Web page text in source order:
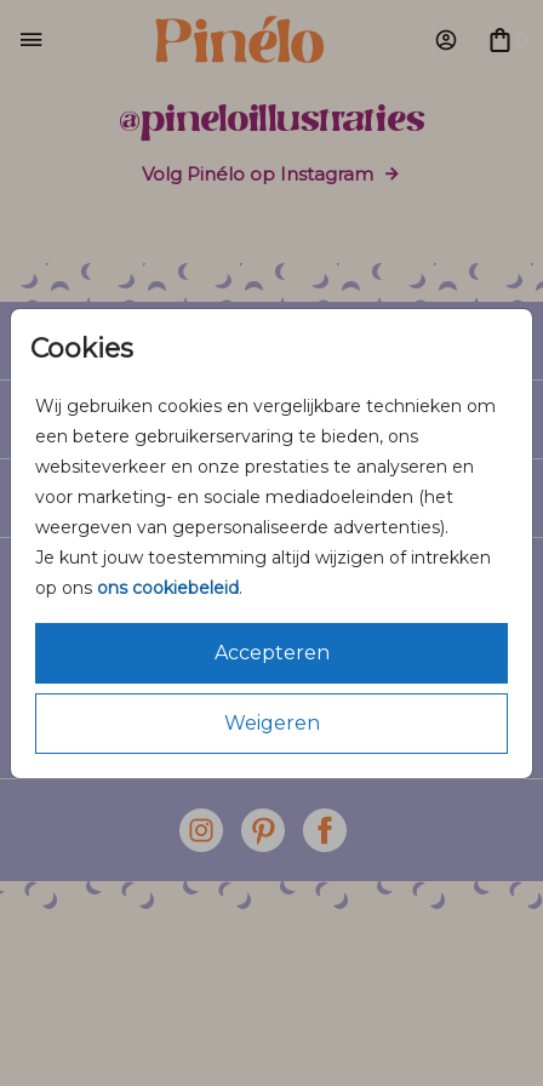
Cookies
Wij gebruiken cookies en vergelijkbare technieken om
een betere gebruikerservaring te bieden, ons
websiteverkeer en onze prestaties te analyseren en
voor marketing- en sociale mediadoeleinden (het
weergeven van gepersonaliseerde advertenties).
Je kunt jouw toestemming altijd wijzigen of intrekken
op ons ons cookiebeleid.
Accepteren
Weigeren
@pineloillustraties
Volg Pinélo op Instagram
Geboorte
Trouwen
Informatie
Veilig winkelen en betalen